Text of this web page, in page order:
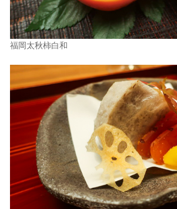
福岡太秋柿白和